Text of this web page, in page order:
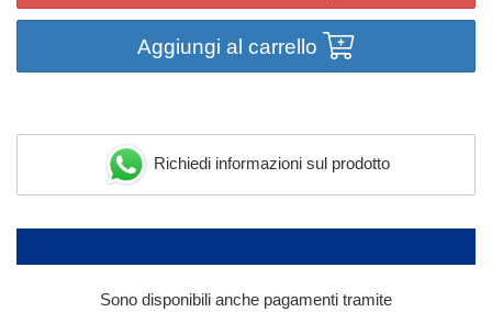
Aggiungi al carrello
Richiedi informazioni sul prodotto
Sono disponibili anche pagamenti tramite